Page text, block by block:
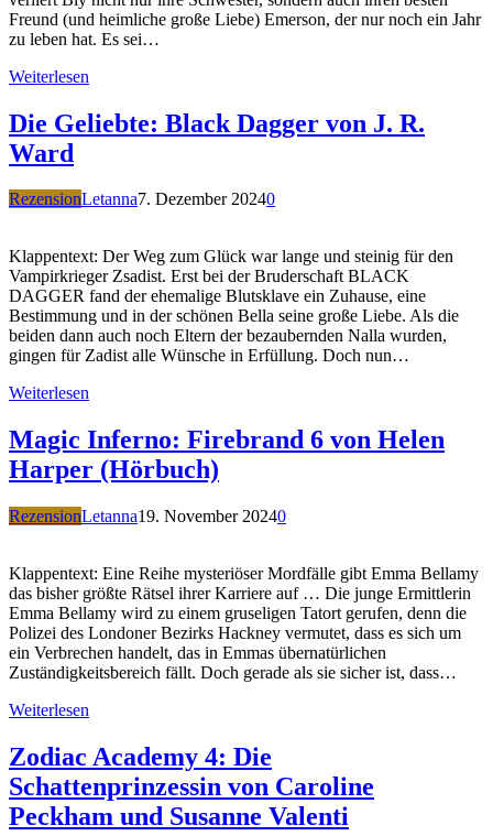
Freund (und heimliche große Liebe) Emerson, der nur noch ein Jahr
zu leben hat. Es sei…
Weiterlesen
Die Geliebte: Black Dagger von J. R.
Ward
RezensionLetanna7. Dezember 20240
Klappentext: Der Weg zum Glück war lange und steinig für den
Vampirkrieger Zsadist. Erst bei der Bruderschaft BLACK
DAGGER fand der ehemalige Blutsklave ein Zuhause, eine
Bestimmung und in der schönen Bella seine große Liebe. Als die
beiden dann auch noch Eltern der bezaubernden Nalla wurden,
gingen für Zadist alle Wünsche in Erfüllung. Doch nun…
Weiterlesen
Magic Inferno: Firebrand 6 von Helen
Harper (Hörbuch)
RezensionLetanna19. November 20240
Klappentext: Eine Reihe mysteriöser Mordfälle gibt Emma Bellamy
das bisher größte Rätsel ihrer Karriere auf … Die junge Ermittlerin
Emma Bellamy wird zu einem gruseligen Tatort gerufen, denn die
Polizei des Londoner Bezirks Hackney vermutet, dass es sich um
ein Verbrechen handelt, das in Emmas übernatürlichen
Zuständigkeitsbereich fällt. Doch gerade als sie sicher ist, dass…
Weiterlesen
Zodiac Academy 4: Die
Schattenprinzessin von Caroline
Peckham und Susanne Valenti